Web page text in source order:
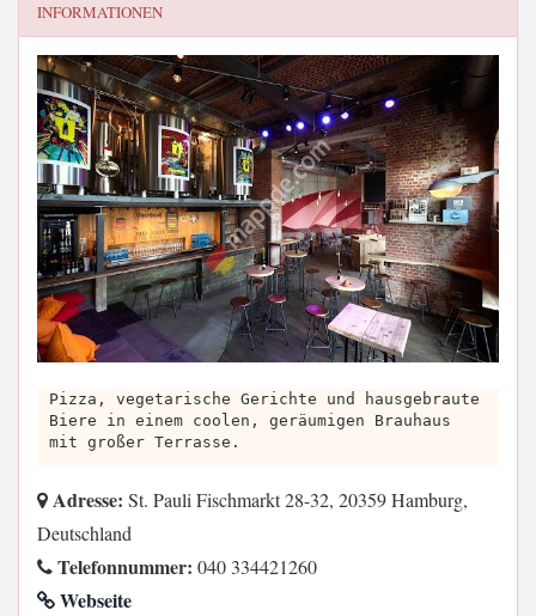
INFORMATIONEN
Pizza, vegetarische Gerichte und hausgebraute
Biere in einem coolen, geräumigen Brauhaus
mit großer Terrasse.
Adresse: St. Pauli Fischmarkt 28-32, 20359 Hamburg,
Deutschland
Telefonnummer: 040 334421260
Webseite